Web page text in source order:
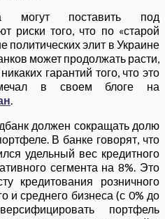
могут поставить под
риски того, что по «старой
политических элит в Украине
может продолжать расти,
гарантий того, что это
в своем блоге на
.
должен сокращать долю
В банке говорят, что
удельный вес кредитного
сегмента на 8%. Это
кредитования розничного
и среднего бизнеса (с 0% до
портфель